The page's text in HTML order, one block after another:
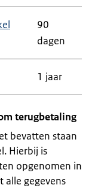
90
dagen
1 jaar
terugbetaling
bevatten staan
Hierbij is
opgenomen in
alle gegevens